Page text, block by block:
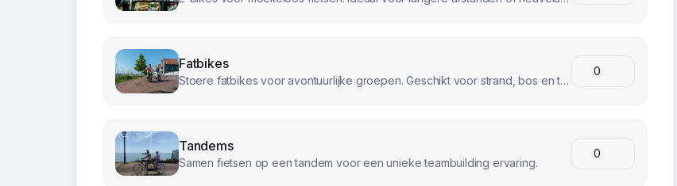
Fatbikes
Stoere fatbikes voor avontuurlijke groepen. Geschikt voor strand, bos en terrein.
Tandems
Samen fietsen op een tandem voor een unieke teambuilding ervaring.